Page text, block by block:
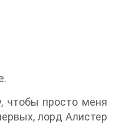
чтобы просто меня
лорд Алистер